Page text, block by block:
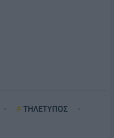
THΛΕΤΥΠΟΣ